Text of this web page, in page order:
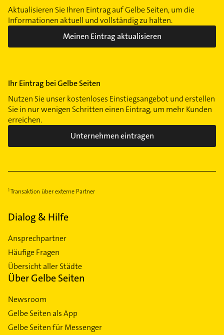
Aktualisieren Sie Ihren Eintrag auf Gelbe Seiten, um die
Informationen aktuell und vollständig zu halten.
Meinen Eintrag aktualisieren
Ihr Eintrag bei Gelbe Seiten
Nutzen Sie unser kostenloses Einstiegsangebot und erstellen
Sie in nur wenigen Schritten einen Eintrag, um mehr Kunden
erreichen.
Unternehmen eintragen
Transaktion über externe Partner
Dialog & Hilfe
Ansprechpartner
Häufige Fragen
Übersicht aller Städte
Über Gelbe Seiten
Newsroom
Gelbe Seiten als App
Gelbe Seiten für Messenger